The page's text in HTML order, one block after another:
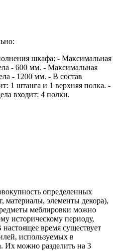
шкафа: - Максимальная
- 600 мм. - Максимальная
- 1200 мм. - В состав
1 штанга и 1 верхняя полка. -
входит: 4 полки.
определенных
материалы, элементы декора),
меблировки можно
историческому периоду,
время существует
используемых в
Их можно разделить на 3